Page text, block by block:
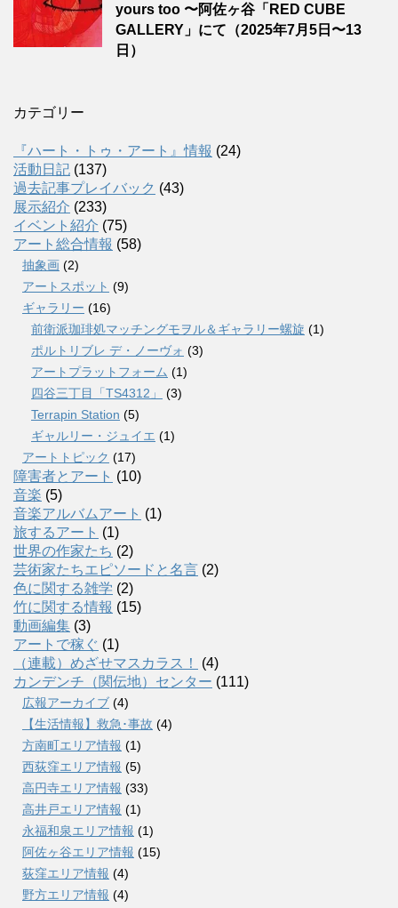
yours too 〜阿佐ヶ谷「RED CUBE
GALLERY」にて（2025年7月5日〜13
日）
カテゴリー
『ハート・トゥ・アート』情報 (24)
活動日記 (137)
過去記事プレイバック (43)
展示紹介 (233)
イベント紹介 (75)
アート総合情報 (58)
抽象画 (2)
アートスポット (9)
ギャラリー (16)
前衛派珈琲処マッチングモヲル＆ギャラリー螺旋 (1)
ポルトリブレ デ・ノーヴォ (3)
アートプラットフォーム (1)
四谷三丁目「TS4312」
(3)
Terrapin Station (5)
ギャルリー・ジュイエ (1)
アートトピック (17)
障害者とアート (10)
音楽 (5)
音楽アルバムアート (1)
旅するアート (1)
世界の作家たち (2)
芸術家たちエピソードと名言 (2)
色に関する雑学 (2)
竹に関する情報 (15)
動画編集 (3)
アートで稼ぐ (1)
（連載）めざせマスカラス！
(4)
カンデンチ（関伝地）センター (111)
広報アーカイブ (4)
【生活情報】救急･事故 (4)
方南町エリア情報 (1)
西荻窪エリア情報 (5)
高円寺エリア情報 (33)
高井戸エリア情報 (1)
永福和泉エリア情報 (1)
阿佐ヶ谷エリア情報 (15)
荻窪エリア情報 (4)
野方エリア情報 (4)